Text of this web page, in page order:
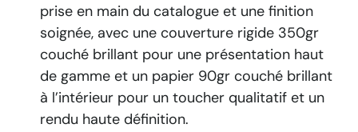
prise en main du catalogue et une finition
soignée, avec une couverture rigide 350gr
couché brillant pour une présentation haut
de gamme et un papier 90gr couché brillant
à l’intérieur pour un toucher qualitatif et un
rendu haute définition.